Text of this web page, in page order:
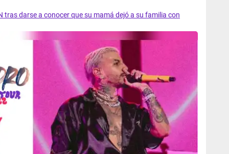
tras darse a conocer que su mamá dejó a su familia con